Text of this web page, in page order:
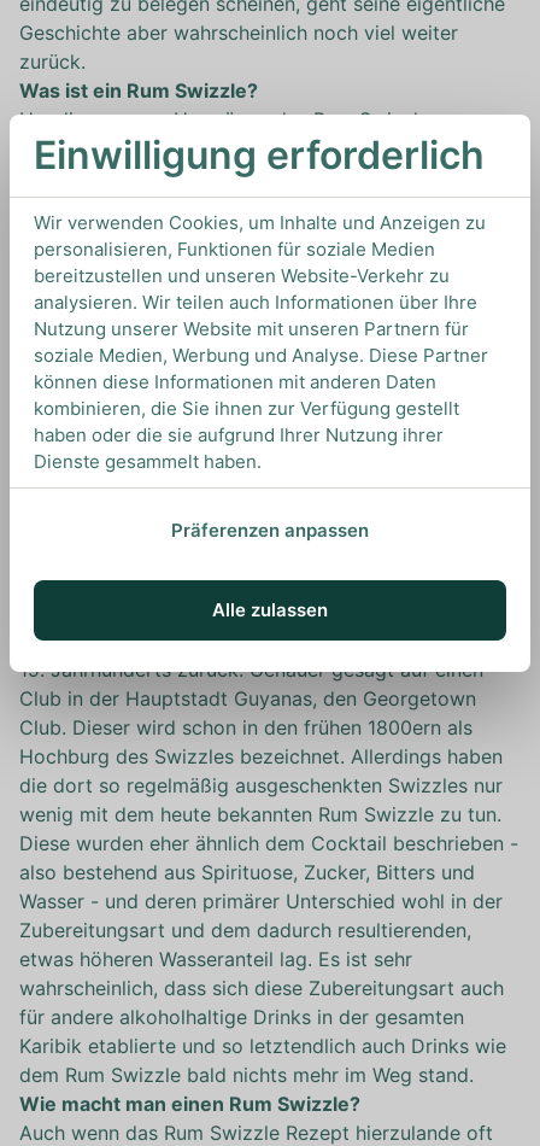
Geschichte aber wahrscheinlich noch viel weiter
zurück.
Was ist ein Rum Swizzle?
Um die genauen Ursprünge des Rum Swizzle
aufzudecken, sollten wir uns zunächst einmal
anschauen, was ein Rum Swizzle, oder vielmehr ein
bezieht sich auf die Zubereitungsart des Drinks.
Swizzles heißen so, weil sie mit einem sogenannten
Swizzle-Stick zubereitet werden. Während in Europa
und den USA Cocktails und Drinks zunächst gebaut,
dann gerührt und anschließend im Shaker zubereitet
wurden, war das Shaken auf den karibischen Inseln
zunächst nicht sehr stark verbreitet. Vielmehr bediente
man sich traditionellen Mix-Techniken mit Hilfe eines
Swizzle Sticks, einem Holzstab, an dessen Ende
mehrere Verästelungen abgehen und den man wie
einen Handquirl benutzt. Diese Technik war vor allem
Die Entstehung des Rum Swizzle führt uns auf ersteres
Land zurück. Berichte von Getränken die als Swizzles
bezeichnet wurden, reichen in Guyana bis Anfang des
19. Jahrhunderts zurück. Genauer gesagt auf einen
Club in der Hauptstadt Guyanas, den Georgetown
Club. Dieser wird schon in den frühen 1800ern als
Hochburg des Swizzles bezeichnet. Allerdings haben
die dort so regelmäßig ausgeschenkten Swizzles nur
wenig mit dem heute bekannten Rum Swizzle zu tun.
Diese wurden eher ähnlich dem Cocktail beschrieben -
also bestehend aus Spirituose, Zucker, Bitters und
Wasser - und deren primärer Unterschied wohl in der
Zubereitungsart und dem dadurch resultierenden,
etwas höheren Wasseranteil lag. Es ist sehr
wahrscheinlich, dass sich diese Zubereitungsart auch
für andere alkoholhaltige Drinks in der gesamten
Karibik etablierte und so letztendlich auch Drinks wie
dem Rum Swizzle bald nichts mehr im Weg stand.
Wie macht man einen Rum Swizzle?
Auch wenn das Rum Swizzle Rezept hierzulande oft
Einwilligung erforderlich
Wir verwenden Cookies, um Inhalte und Anzeigen zu
personalisieren, Funktionen für soziale Medien
bereitzustellen und unseren Website-Verkehr zu
analysieren. Wir teilen auch Informationen über Ihre
Nutzung unserer Website mit unseren Partnern für
soziale Medien, Werbung und Analyse. Diese Partner
können diese Informationen mit anderen Daten
kombinieren, die Sie ihnen zur Verfügung gestellt
haben oder die sie aufgrund Ihrer Nutzung ihrer
Dienste gesammelt haben.
Präferenzen anpassen
Alle zulassen